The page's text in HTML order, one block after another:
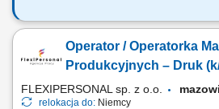
Opis stanowiska: przygotowywanie
metalowe zgodnie z obowiązującymi
elementów przy użyciu szlifierki kątowej,
Operator / Operatorka
Produkcyjnych – Druk
FLEXIPERSONAL sp. z o.o.
relokacja do: Niemcy